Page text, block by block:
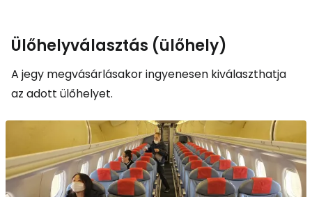
Ülőhelyválasztás (ülőhely)
A jegy megvásárlásakor ingyenesen kiválaszthatja
az adott ülőhelyet.